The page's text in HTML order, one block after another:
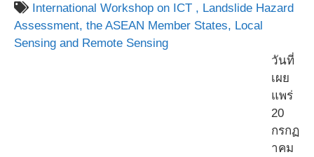
International Workshop on ICT , Landslide Hazard
Assessment, the ASEAN Member States, Local
Sensing and Remote Sensing
วันที่
เผย
แพร่
20
กรกฏ
าคม